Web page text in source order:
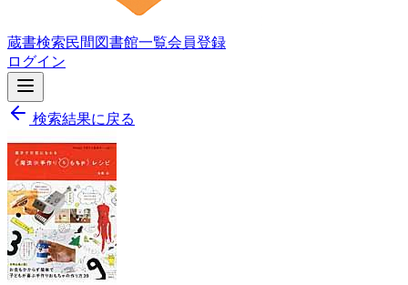
蔵書検索民間図書館一覧会員登録
ログイン
検索結果に戻る